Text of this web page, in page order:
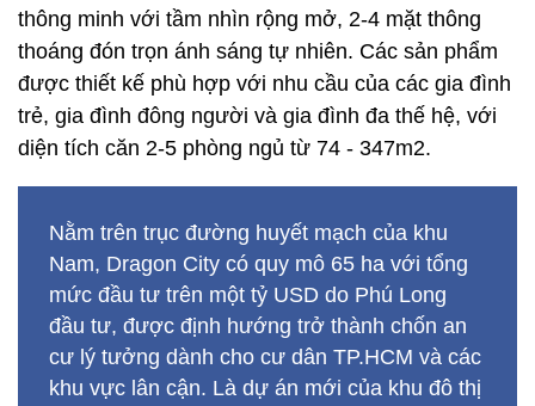
thông minh với tầm nhìn rộng mở, 2-4 mặt thông
thoáng đón trọn ánh sáng tự nhiên. Các sản phẩm
được thiết kế phù hợp với nhu cầu của các gia đình
trẻ, gia đình đông người và gia đình đa thế hệ, với
diện tích căn 2-5 phòng ngủ từ 74 - 347m2.
Nằm trên trục đường huyết mạch của khu
Nam, Dragon City có quy mô 65 ha với tổng
mức đầu tư trên một tỷ USD do Phú Long
đầu tư, được định hướng trở thành chốn an
cư lý tưởng dành cho cư dân TP.HCM và các
khu vực lân cận. Là dự án mới của khu đô thị